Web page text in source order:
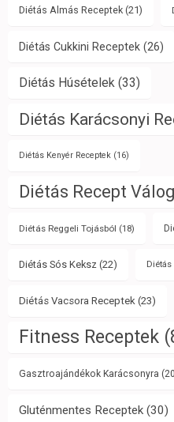
Diétás Almás Receptek (21)
Diétás Cukkini Receptek (26)
Diétás Húsételek (33)
Diétás Karácsonyi
Diétás Kenyér Receptek (16)
Diétás Recept
Diétás Reggeli Tojásból (18)
Diétás Sós Keksz (22)
Diétás Vacsora Receptek (23)
Fitness Receptek
Gasztroajándékok Karácsonyra
Gluténmentes Receptek (30)